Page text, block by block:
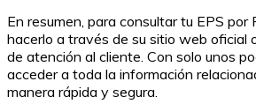
En resumen, para consultar tu EPS por
hacerlo a través de su sitio web oficial
de atención al cliente. Con solo unos
acceder a toda la información
manera rápida y segura.